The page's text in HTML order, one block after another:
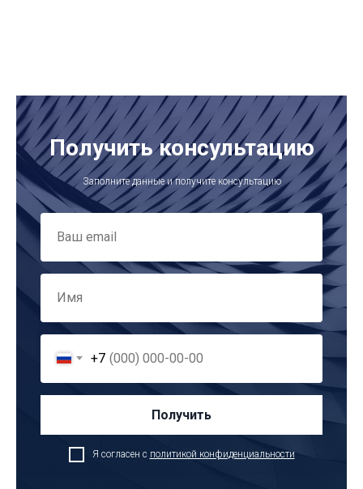
Получить консультацию
Заполните данные и получите консультацию
+7
Получить
Я согласен с политикой конфиденциальности